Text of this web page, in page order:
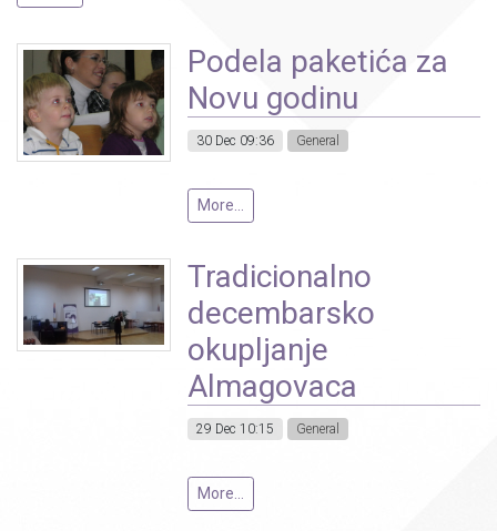
Podela paketića za
Novu godinu
30 Dec 09:36 General
More...
Tradicionalno
decembarsko
okupljanje
Almagovaca
29 Dec 10:15 General
More...